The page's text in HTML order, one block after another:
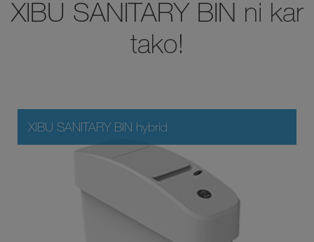
XIBU SANITARY BIN ni kar
tako!
XIBU SANITARY BIN hybrid